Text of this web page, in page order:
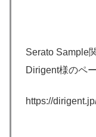
Serato Sample
Dirigent様のペ
https://